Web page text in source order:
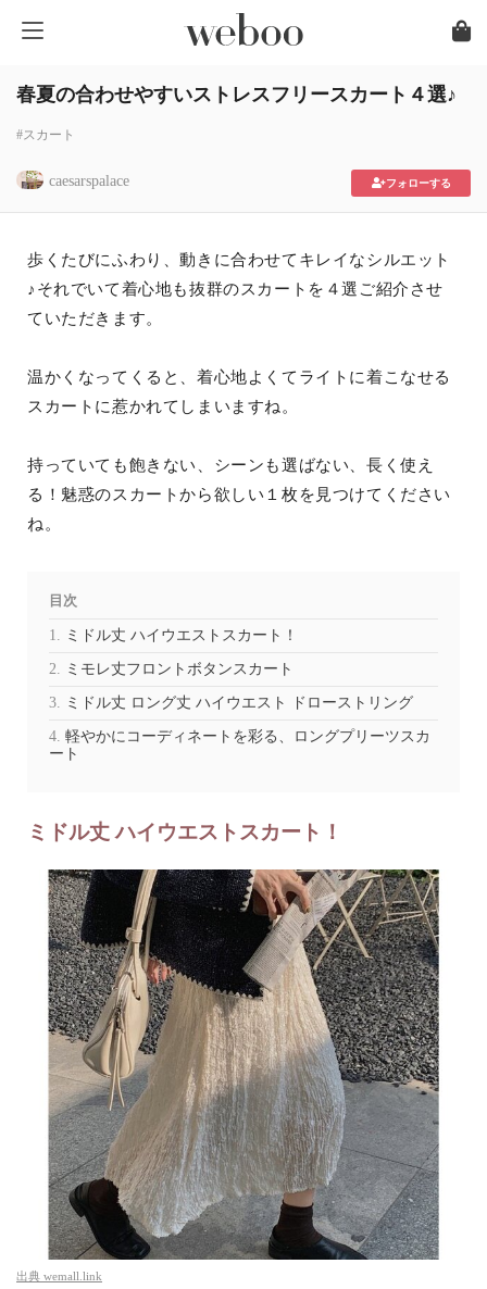
春夏の合わせやすいストレスフリースカート４選♪
#スカート
caesarspalace フォローする
歩くたびにふわり、動きに合わせてキレイなシルエット
♪それでいて着心地も抜群のスカートを４選ご紹介させ
ていただきます。
温かくなってくると、着心地よくてライトに着こなせる
スカートに惹かれてしまいますね。
持っていても飽きない、シーンも選ばない、長く使え
る！魅惑のスカートから欲しい１枚を見つけてください
ね。
目次
ミドル丈 ハイウエストスカート！
ミモレ丈フロントボタンスカート
ミドル丈 ロング丈 ハイウエスト ドローストリング
軽やかにコーディネートを彩る、ロングプリーツスカ
ート
ミドル丈 ハイウエストスカート！
出典 wemall.link